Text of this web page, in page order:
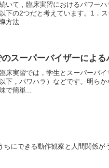
いて，臨床実習におけるパワー
下の2つだと考えています。1．
方法...
のスーパーバイザーによ
床実習では，学生とスーパーバ
下，パワハラ）などです。明ら
で簡単...
ちにできる動作観察と人間関係が